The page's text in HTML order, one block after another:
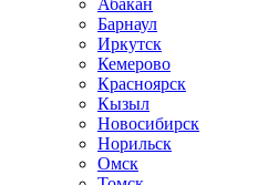
Абакан
Барнаул
Иркутск
Кемерово
Красноярск
Кызыл
Новосибирск
Норильск
Омск